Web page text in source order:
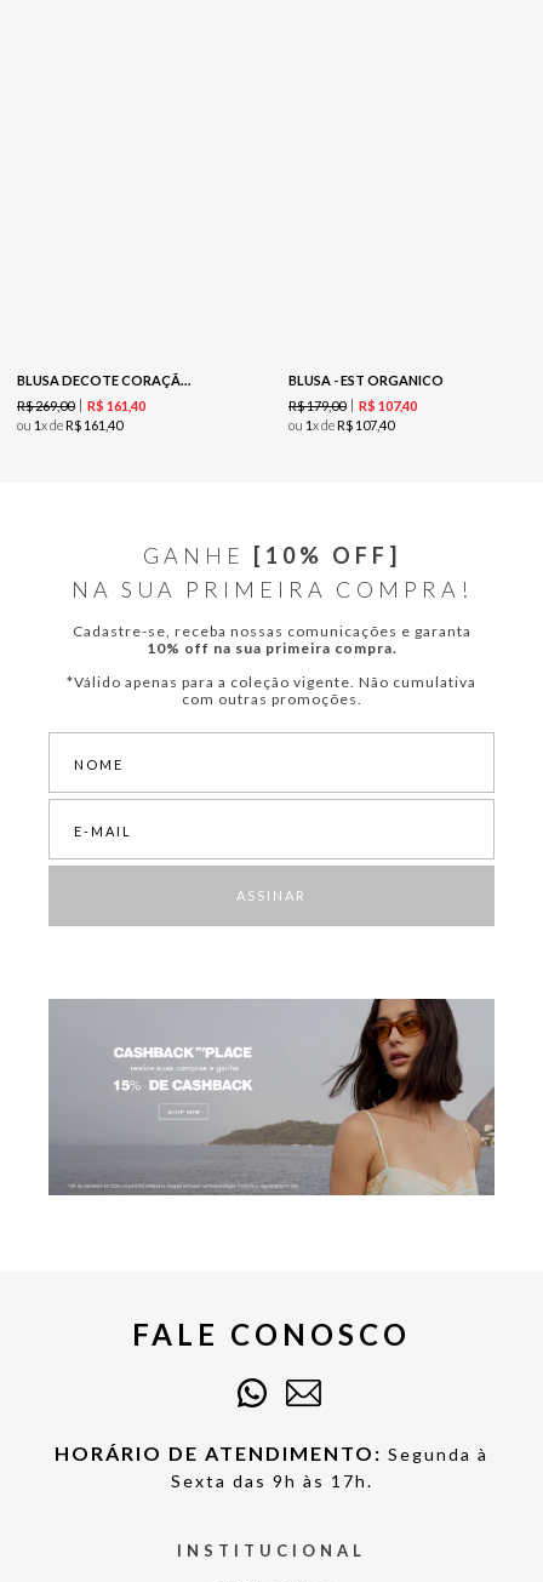
BLUSA DECOTE CORAÇÃO - EST CASHMERE VINHO
R$269,00 R$ 161 40
ou 1x deR$ 161 40
BLUSA - EST ORGANICO
R$179,00 R$ 107,40
ou 1x deR$ 10740
GANHE
[10% OFF]
NA SUA PRIMEIRA COMPRA!
Cadastre-se, receba nossas comunicações e garanta
10% off na sua primeira compra.
*Válido apenas para a coleção vigente. Não cumulativa
com outras promoções.
ASSINAR
FALE CONOSCO
HORÁRIO DE ATENDIMENTO: Segunda à
Sexta das 9h às 17h.
INSTITUCIONAL